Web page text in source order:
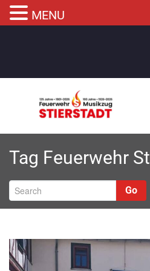
Jubiläum
Abteilungen
Informationen
Fahrzeuge
Kontakt
Tag Feuerwehr
Go
MENU